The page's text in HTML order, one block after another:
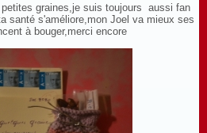
graines,je suis toujours aussi fan
santé s'améliore,mon Joel va mieux ses
à bouger,merci encore